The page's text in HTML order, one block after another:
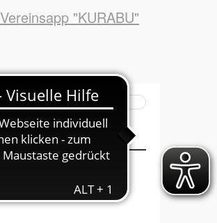
Vereinsapp "KURABU"
Mitglied werden
Suchbegriffe